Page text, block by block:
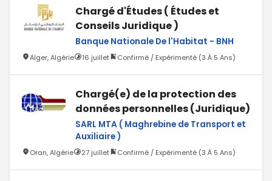
Chargé d'Études ( Études et
Conseils Juridique )
Banque Nationale De l'Habitat - BNH
Alger, Algérie 16 juillet Confirmé / Expérimenté (3 À 5 Ans)
Chargé(e) de la protection des
données personnelles (Juridique)
SARL MTA ( Maghrebine de Transport et
Auxiliaire )
Oran, Algérie 27 juillet Confirmé / Expérimenté (3 À 5 Ans)